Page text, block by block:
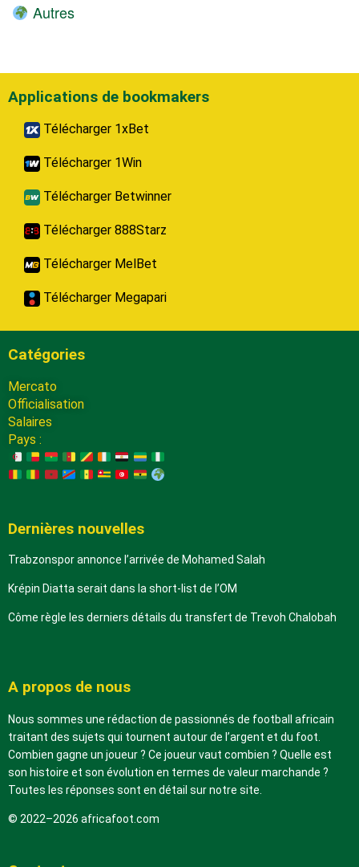
Autres
Applications de bookmakers
Télécharger 1xBet
Télécharger 1Win
Télécharger Betwinner
Télécharger 888Starz
Télécharger MelBet
Télécharger Megapari
Catégories
Mercato
Officialisation
Salaires
Pays :
Dernières nouvelles
Trabzonspor annonce l’arrivée de Mohamed Salah
Krépin Diatta serait dans la short-list de l’OM
Côme règle les derniers détails du transfert de Trevoh Chalobah
A propos de nous
Nous sommes une rédaction de passionnés de football africain
traitant des sujets qui tournent autour de l’argent et du foot.
Combien gagne un joueur ? Ce joueur vaut combien ? Quelle est
son histoire et son évolution en termes de valeur marchande ?
Toutes les réponses sont en détail sur notre site.
© 2022–2026 africafoot.com